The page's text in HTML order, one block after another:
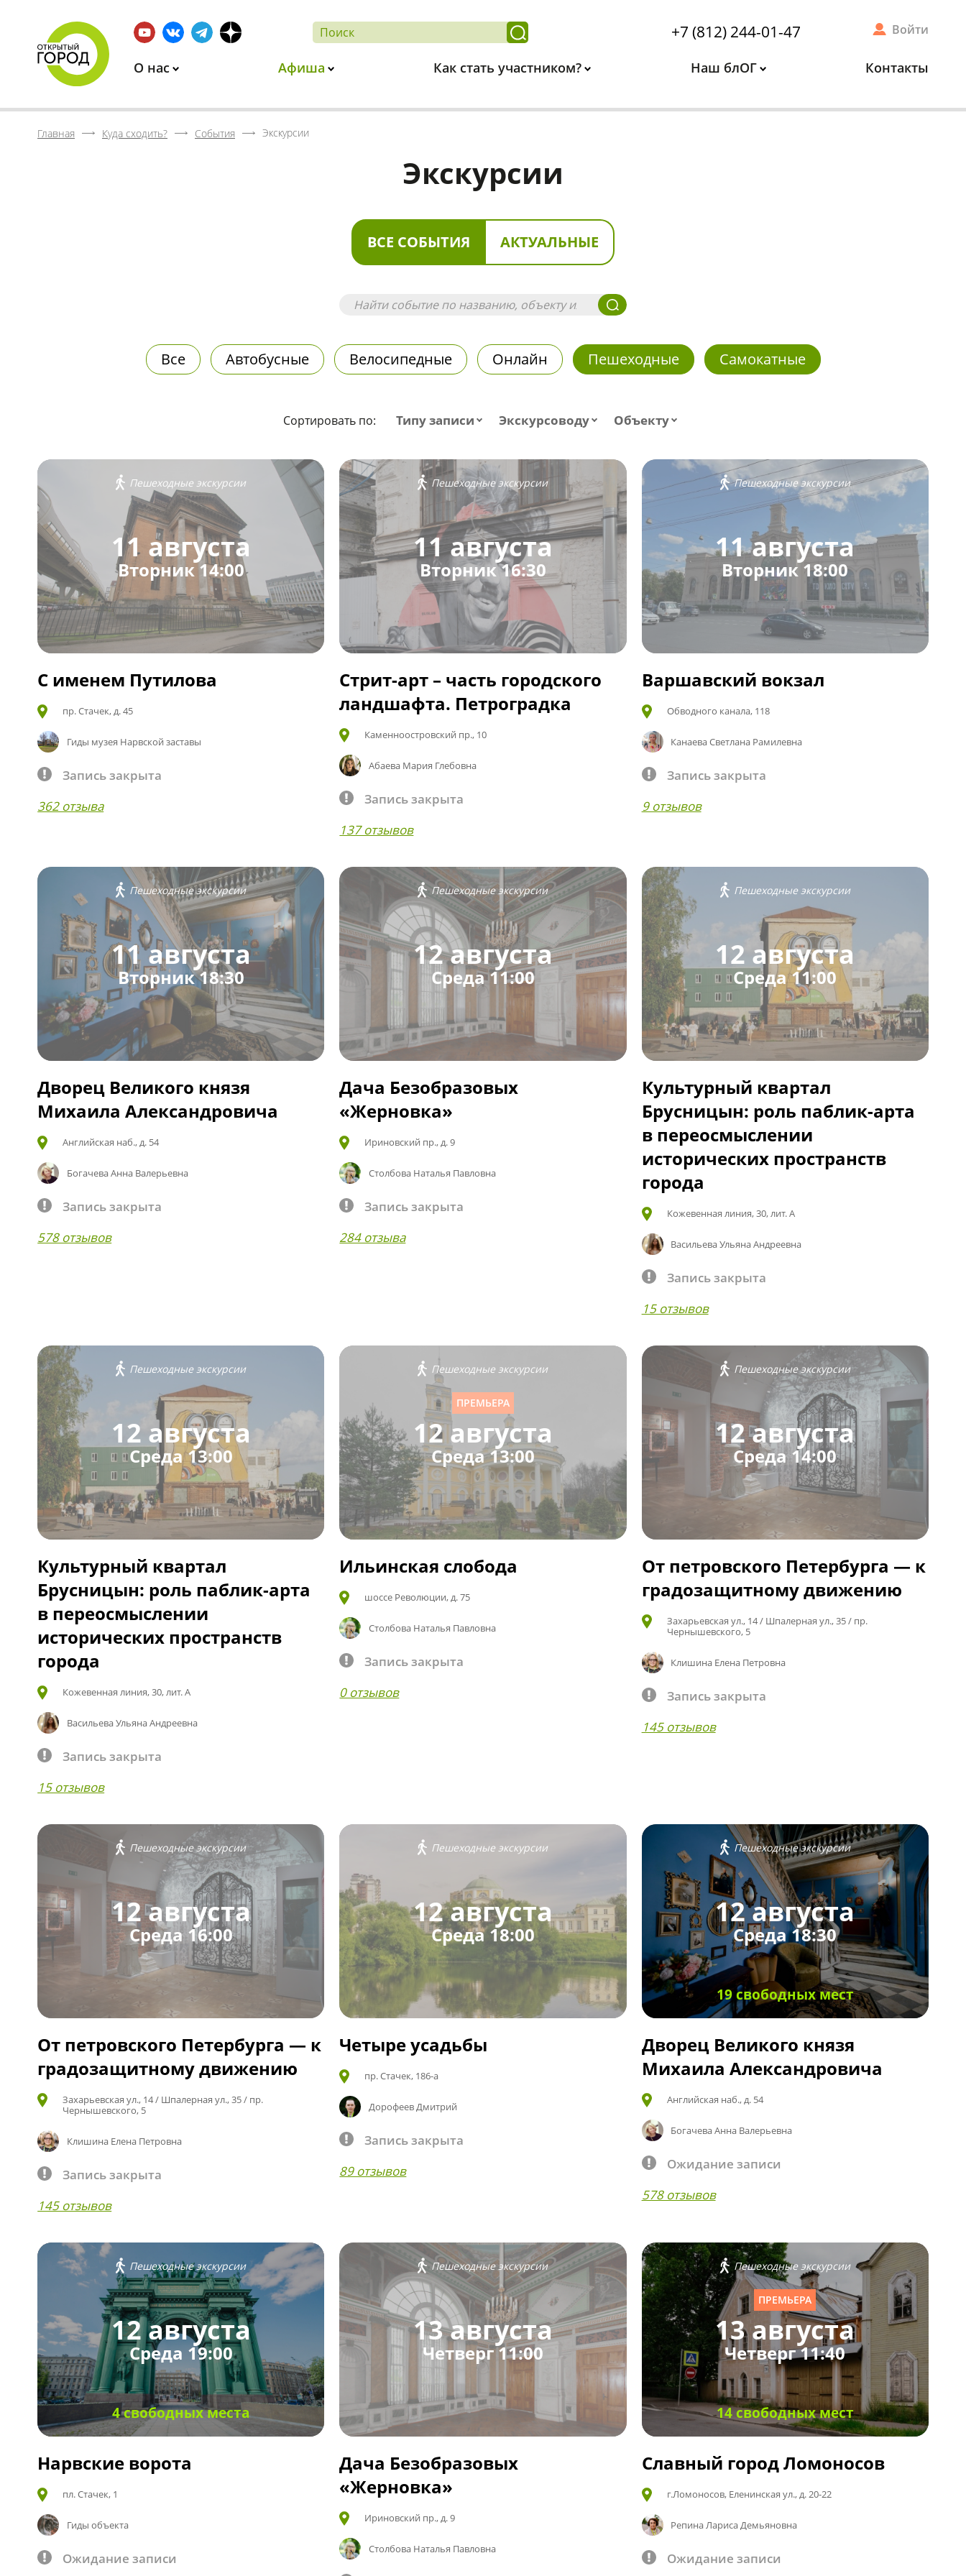
+7 (812) 244-01-47 Войти
О нас Афиша Как стать участником? Наш блОГ Контакты
Главная Куда сходить? События Экскурсии
Экскурсии
ВСЕ СОБЫТИЯ АКТУАЛЬНЫЕ
Все Автобусные Велосипедные Онлайн Пешеходные Самокатные
Сортировать по: Типу записи Экскурсоводу Объекту
Пешеходные экскурсии
11 августа
Вторник 14:00
С именем Путилова
пр. Стачек, д. 45
Гиды музея Нарвской заставы
Запись закрыта
362 отзыва
Пешеходные экскурсии
11 августа
Вторник 16:30
Стрит-арт – часть городского
ландшафта. Петроградка
Каменноостровский пр., 10
Абаева Мария Глебовна
Запись закрыта
137 отзывов
Пешеходные экскурсии
11 августа
Вторник 18:00
Варшавский вокзал
Обводного канала, 118
Канаева Светлана Рамилевна
Запись закрыта
9 отзывов
Пешеходные экскурсии
11 августа
Вторник 18:30
Дворец Великого князя
Михаила Александровича
Английская наб., д. 54
Богачева Анна Валерьевна
Запись закрыта
578 отзывов
Пешеходные экскурсии
12 августа
Среда 11:00
Дача Безобразовых
«Жерновка»
Ириновский пр., д. 9
Столбова Наталья Павловна
Запись закрыта
284 отзыва
Пешеходные экскурсии
12 августа
Среда 11:00
Культурный квартал
Брусницын: роль паблик-арта
в переосмыслении
исторических пространств
города
Кожевенная линия, 30, лит. А
Васильева Ульяна Андреевна
Запись закрыта
15 отзывов
Пешеходные экскурсии
12 августа
Среда 13:00
Культурный квартал
Брусницын: роль паблик-арта
в переосмыслении
исторических пространств
города
Кожевенная линия, 30, лит. А
Васильева Ульяна Андреевна
Запись закрыта
15 отзывов
Пешеходные экскурсии
ПРЕМЬЕРА
12 августа
Среда 13:00
Ильинская слобода
шоссе Революции, д. 75
Столбова Наталья Павловна
Запись закрыта
0 отзывов
Пешеходные экскурсии
12 августа
Среда 14:00
От петровского Петербурга — к
градозащитному движению
Захарьевская ул., 14 / Шпалерная ул., 35 / пр.
Чернышевского, 5
Клишина Елена Петровна
Запись закрыта
145 отзывов
Пешеходные экскурсии
12 августа
Среда 16:00
От петровского Петербурга — к
градозащитному движению
Захарьевская ул., 14 / Шпалерная ул., 35 / пр.
Чернышевского, 5
Клишина Елена Петровна
Запись закрыта
145 отзывов
Пешеходные экскурсии
12 августа
Среда 18:00
Четыре усадьбы
пр. Стачек, 186-а
Дорофеев Дмитрий
Запись закрыта
89 отзывов
Пешеходные экскурсии
12 августа
Среда 18:30
19 свободных мест
Дворец Великого князя
Михаила Александровича
Английская наб., д. 54
Богачева Анна Валерьевна
Ожидание записи
578 отзывов
Пешеходные экскурсии
12 августа
Среда 19:00
4 свободных места
Нарвские ворота
пл. Стачек, 1
Гиды объекта
Ожидание записи
Пешеходные экскурсии
13 августа
Четверг 11:00
Дача Безобразовых
«Жерновка»
Ириновский пр., д. 9
Столбова Наталья Павловна
Пешеходные экскурсии
ПРЕМЬЕРА
13 августа
Четверг 11:40
14 свободных мест
Славный город Ломоносов
г.Ломоносов, Еленинская ул., д. 20-22
Репина Лариса Демьяновна
Ожидание записи